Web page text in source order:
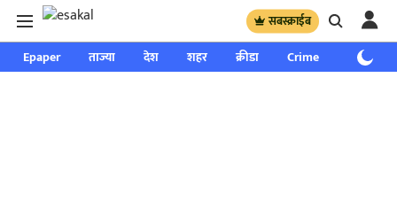
सबस्क्राईब
Epaper ताज्या देश शहर क्रीडा Crime साप्ताहिक